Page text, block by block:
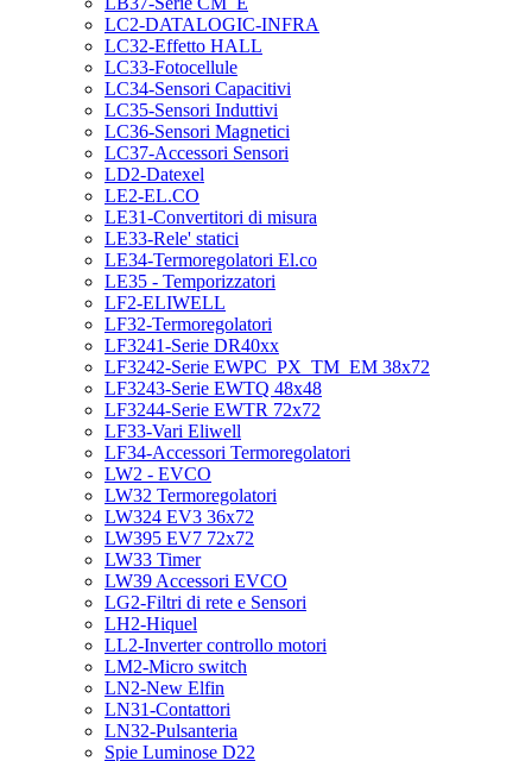
LC2-DATALOGIC-INFRA
LC32-Effetto HALL
LC33-Fotocellule
LC34-Sensori Capacitivi
LC35-Sensori Induttivi
LC36-Sensori Magnetici
LC37-Accessori Sensori
LD2-Datexel
LE2-EL.CO
LE31-Convertitori di misura
LE33-Rele' statici
LE34-Termoregolatori El.co
LE35 - Temporizzatori
LF2-ELIWELL
LF32-Termoregolatori
LF3241-Serie DR40xx
LF3242-Serie EWPC_PX_TM_EM 38x72
LF3243-Serie EWTQ 48x48
LF3244-Serie EWTR 72x72
LF33-Vari Eliwell
LF34-Accessori Termoregolatori
LW2 - EVCO
LW32 Termoregolatori
LW324 EV3 36x72
LW395 EV7 72x72
LW33 Timer
LW39 Accessori EVCO
LG2-Filtri di rete e Sensori
LH2-Hiquel
LL2-Inverter controllo motori
LM2-Micro switch
LN2-New Elfin
LN31-Contattori
LN32-Pulsanteria
Spie Luminose D22